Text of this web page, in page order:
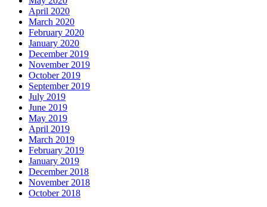
April 2020
March 2020
February 2020
January 2020
December 2019
November 2019
October 2019
September 2019
July 2019
June 2019
May 2019
April 2019
March 2019
February 2019
January 2019
December 2018
November 2018
October 2018